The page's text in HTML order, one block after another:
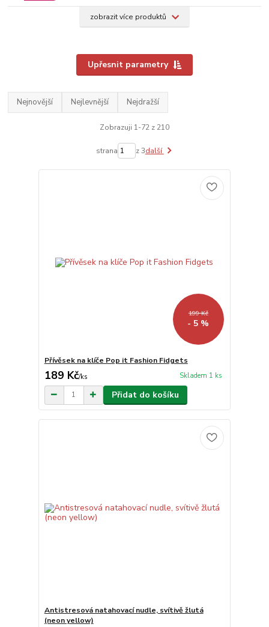
zobrazit více produktů
Upřesnit parametry
Nejnovější Nejlevnější Nejdražší
Zobrazuji 1-72 z 210
strana z 3další
199 Kč
- 5 %
Přívěsek na klíče Pop it Fashion Fidgets
189 Kč/ks Skladem 1 ks
Přidat do košíku
Antistresová natahovací nudle, svítivě žlutá
(neon yellow)